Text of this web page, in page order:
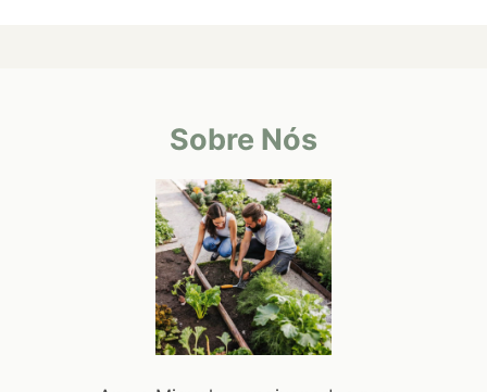
Sobre Nós